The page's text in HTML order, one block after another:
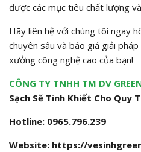
được các mục tiêu chất lượng
Hãy liên hệ với chúng tôi ngay
chuyên sâu và báo giá giải
xưởng công nghệ cao của bạn!
CÔNG TY TNHH TM DV
Sạch Sẽ Tinh Khiết Cho Quy
Hotline: 0965.796.239
Website: https://